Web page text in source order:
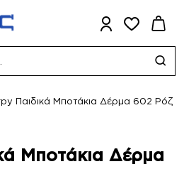
Μποτάκια Δέρμα
Παιδικά Μποτάκια Δέρμα 602 Ρόζ